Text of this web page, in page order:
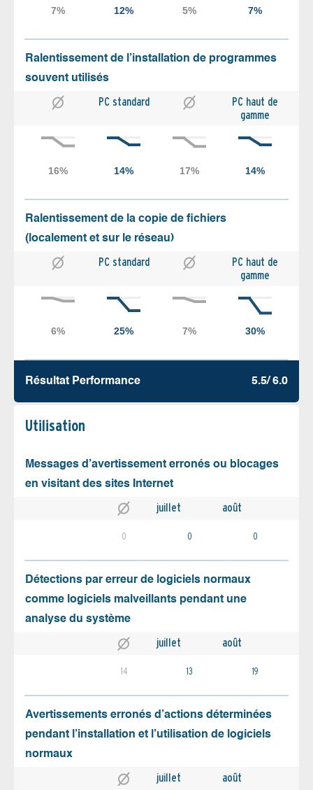
Ralentissement de l’installation de programmes
souvent utilisés
PC standard
PC haut de
gamme
Ralentissement de la copie de fichiers
(localement et sur le réseau)
PC standard
PC haut de
gamme
Résultat Performance 5.5/ 6.0
Utilisation
Messages d’avertissement erronés ou blocages
en visitant des sites Internet
juillet août
0 0 0
Détections par erreur de logiciels normaux
comme logiciels malveillants pendant une
analyse du système
juillet août
14 13 19
Avertissements erronés d’actions déterminées
pendant l’installation et l’utilisation de logiciels
normaux
juillet août